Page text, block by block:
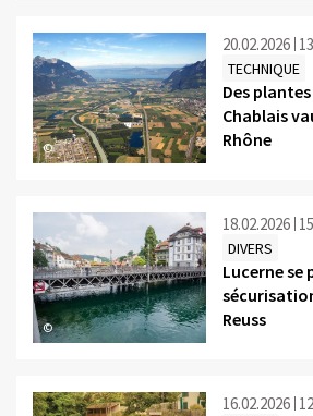
©
20.02.2026
TECHNIQUE
Des
Chablais
Rhône
©
18.02.2026
DIVERS
Lucerne se
Reuss
16.02.2026